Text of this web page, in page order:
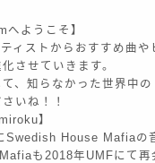
へようこそ】
ィストからおすすめ曲
させていきます。
、知らなかった世界中
いね！！
】
Swedish House Mafiaの
も2018年UMFにて再